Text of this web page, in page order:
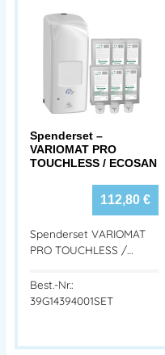
Spenderset –
VARIOMAT PRO
TOUCHLESS / ECOSAN
112,80 €
Spenderset VARIOMAT
PRO TOUCHLESS /…
Best.-Nr.:
39G14394001SET